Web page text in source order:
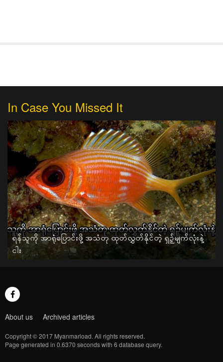
In Case You Missed It
ရန်သူကို အာရုံပြောင်းဖို့ အသံတု ထုတ်လွှတ်နိုင်တဲ့ ရှဉ့်မျက်လုံးနဲ့
ငါး
About us Archived articles
Copyright © 2017 Myanmarload. All rights reserved.
Page generated in 0.6370 seconds with 6 database query.